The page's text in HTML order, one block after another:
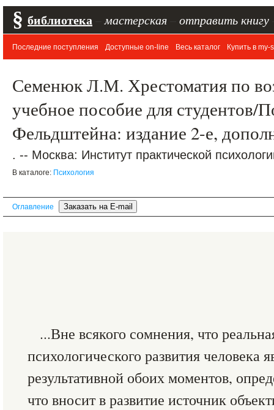
§ библиотека мастерская отправить книгу
Последние поступления Доступные on-line Весь каталог Купить в my-
Семенюк Л.М. Хрестоматия по
учебное пособие для студентов/
Фельдштейна: издание 2-е,
. -- Москва: Институт практической
В каталоге: Психология
Оглавление
...Вне всякого сомнения, что
психологического развития человека
результативной обоих моментов,
что вносит в развитие источник